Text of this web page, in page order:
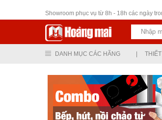
Showroom phục vụ từ 8h - 18h các ngày
DANH MỤC CÁC HÃNG